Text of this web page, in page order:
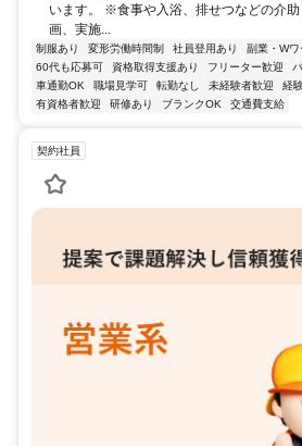
います。 ※食事や入浴、排せつなどの介
画、実施...
制服あり 変形労働時間制 社員登用あり 副業・Wワ
60代も応募可
資格取得支援あり フリーター歓迎
車通勤OK
職場見学可 転勤なし 未経験者歓迎 経
有資格者歓迎
研修あり ブランクOK 交通費支給
契約社員